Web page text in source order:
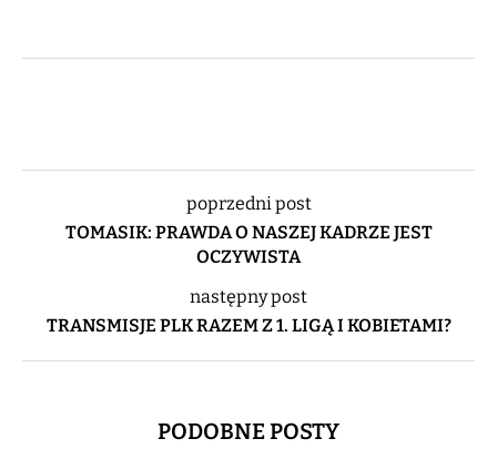
poprzedni post
TOMASIK: PRAWDA O NASZEJ KADRZE JEST
OCZYWISTA
następny post
TRANSMISJE PLK RAZEM Z 1. LIGĄ I KOBIETAMI?
PODOBNE POSTY